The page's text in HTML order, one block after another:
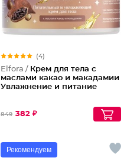
(4)
Elfora / Крем для тела с
маслами какао и макадамии
Увлажнение и питание
849 382 ₽
Рекомендуем